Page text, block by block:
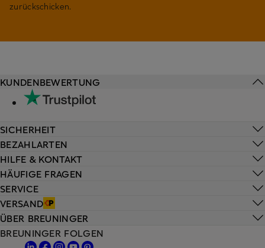
zurückschicken.
HILFE & KONTAKT
HÄUFIGE FRAGEN
SERVICE
VERSAND
KUNDENBEWERTUNG
SICHERHEIT
BEZAHLARTEN
ÜBER BREUNINGER
BREUNINGER FOLGEN